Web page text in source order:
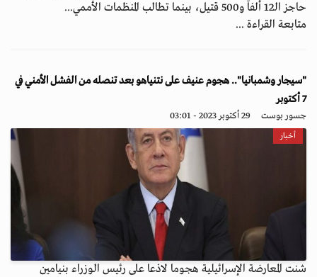
حاجز الـ12 ألفاً و500 قتيل، بينما تطالب المنظمات الأممي...
متابعة القراءة ...
"سيجار وشمبانيا".. هجوم عنيف على نتنياهو بعد تنصله من الفشل الأمني في
7 أكتوبر
جسور بوست 29 أكتوبر 2023 - 03:01
أخبار
شنت المعارضة الإسرائيلية هجوما لاذعا على رئيس الوزراء بنيامين